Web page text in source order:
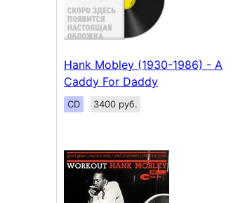
Hank Mobley (1930-1986) - A
Caddy For Daddy
CD 3400 руб.